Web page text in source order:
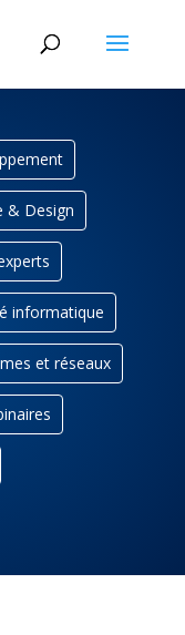
& Design
informatique
et réseaux